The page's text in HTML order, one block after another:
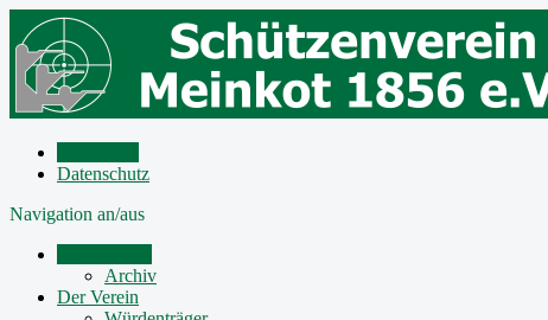
Datenschutz
Navigation an/aus
Archiv
Der Verein